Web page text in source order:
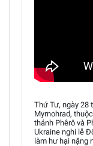
Thứ Tư, ngày 28
Myrnohrad,
thánh Phêrô và
Ukraine nghi lễ
làm hư hại nặng